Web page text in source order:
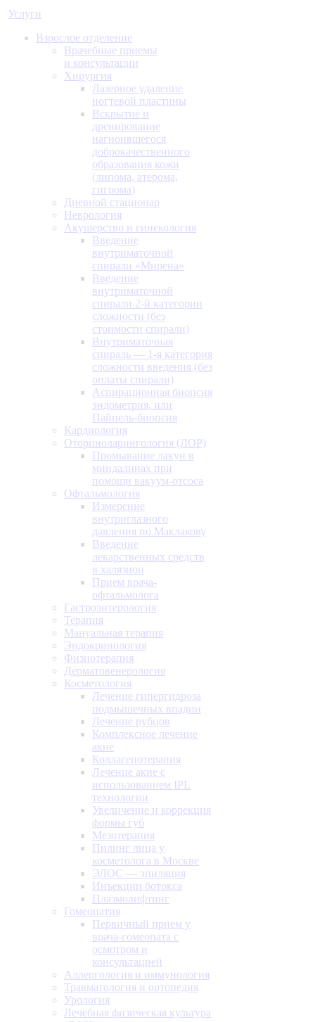
Услуги
Взрослое отделение
Врачебные приемы
и консультации
Хирургия
Лазерное удаление
ногтевой пластины
Вскрытие и
дренирование
нагноившегося
доброкачественного
образования кожи
(липома, атерома,
гигрома)
Дневной стационар
Неврология
Акушерство и гинекология
Введение
внутриматочной
спирали «Мирена»
Введение
внутриматочной
спирали 2-й категории
сложности (без
стоимости спирали)
Внутриматочная
спираль — 1-я категория
сложности введения (без
оплаты спирали)
Аспирационная биопсия
эндометрия, или
Пайпель-биопсия
Кардиология
Оториноларингология (ЛОР)
Промывание лакун в
миндалинах при
помощи вакуум-отсоса
Офтальмология
Измерение
внутриглазного
давления по Маклакову
Введение
лекарственных средств
в халязион
Прием врача-
офтальмолога
Гастроэнтерология
Терапия
Мануальная терапия
Эндокринология
Физиотерапия
Дерматовенерология
Косметология
Лечение гипергидроза
подмышечных впадин
Лечение рубцов
Комплексное лечение
акне
Коллагенотерапия
Лечение акне с
использованием IPL
технологии
Увеличение и коррекция
формы губ
Мезотерапия
Пилинг лица у
косметолога в Москве
ЭЛОС — эпиляция
Инъекции ботокса
Плазмолифтинг
Гомеопатия
Первичный прием у
врача-гомеопата с
осмотром и
консультацией
Аллергология и иммунология
Травматология и ортопедия
Урология
Лечебная физическая культура